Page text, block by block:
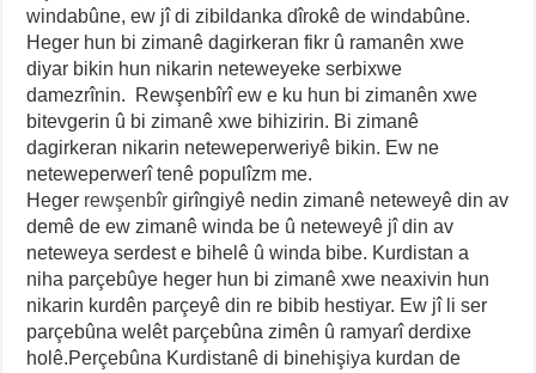
windabûne, ew jî di zibildanka dîrokê de windabûne.
Heger hun bi zimanê dagirkeran fikr û ramanên xwe
diyar bikin hun nikarin neteweyeke serbixwe
damezrînin. Rewşenbîrî ew e ku hun bi zimanên xwe
bitevgerin û bi zimanê xwe bihizirin. Bi zimanê
dagirkeran nikarin neteweperweriyê bikin. Ew ne
neteweperwerî tenê populîzm me.
Heger rewşenbîr girîngiyê nedin zimanê neteweyê din av
demê de ew zimanê winda be û neteweyê jî din av
neteweya serdest e bihelê û winda bibe. Kurdistan a
niha parçebûye heger hun bi zimanê xwe neaxivin hun
nikarin kurdên parçeyê din re bibib hestiyar. Ew jî li ser
parçebûna welêt parçebûna zimên û ramyarî derdixe
holê.Perçebûna Kurdistanê di binehişiya kurdan de